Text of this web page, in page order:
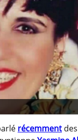
récemment